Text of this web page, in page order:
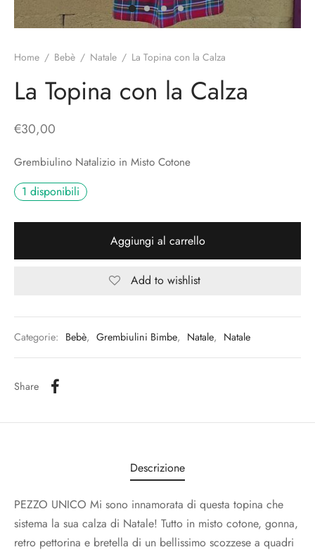
Home / Bebè / Natale / La Topina con la Calza
La Topina con la Calza
€30,00
Grembiulino Natalizio in Misto Cotone
1 disponibili
Aggiungi al carrello
Add to wishlist
Categorie: Bebè, Grembiulini Bimbe, Natale, Natale
Share
Descrizione
PEZZO UNICO Mi sono innamorata di questa topina che
sistema la sua calza di Natale! Tutto in misto cotone, gonna,
retro pettorina e bretella di un bellissimo scozzese a quadri
Copricandela
Bimbe